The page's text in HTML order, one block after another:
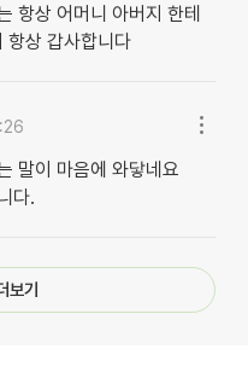
항상 어머니 아버지 한테
항상 갑사합니다
말이 마음에 와닿네요
다.
보기